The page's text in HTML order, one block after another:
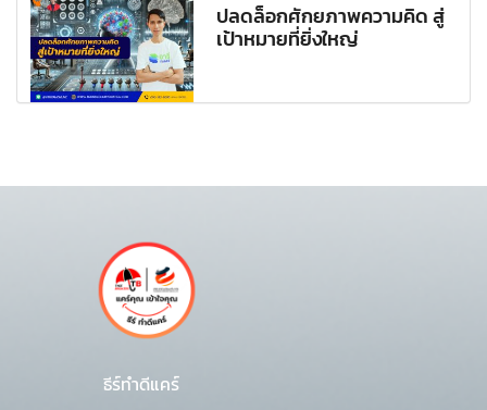
ปลดล็อกศักยภาพความคิด สู่
เป้าหมายที่ยิ่งใหญ่
ธีร์ทำดีแคร์